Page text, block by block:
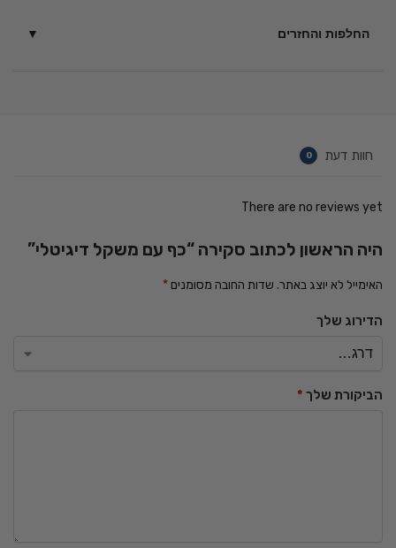
החלפות והחזרים
חוות דעת 0
There are no reviews yet
היה הראשון לכתוב סקירה “כף עם משקל דיגיטלי”
האימייל לא יוצג באתר. שדות החובה מסומנים *
הדירוג שלך
הביקורת שלך *